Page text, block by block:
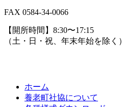
FAX 0584-34-0066
【開所時間】8:30〜17:15
（土・日・祝、年末年始を除く）
ホーム
養老町社協について